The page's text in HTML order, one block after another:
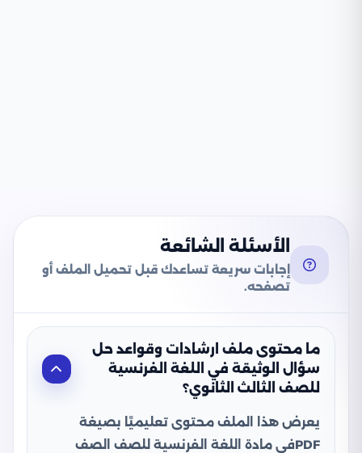
الأسئلة الشائعة
إجابات سريعة تساعدك قبل تحميل الملف أو
تصفحه.
ما محتوى ملف ارشادات وقواعد حل
سؤال الوثيقة في اللغة الفرنسية
للصف الثالث الثانوي؟
يعرض هذا الملف محتوى تعليميًا بصيغة
PDFفي مادة اللغة الفرنسية للصف الصف